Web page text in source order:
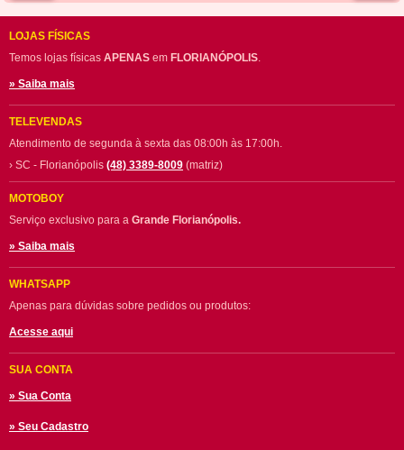
LOJAS FÍSICAS
Temos lojas físicas APENAS em FLORIANÓPOLIS
» Saiba mais
TELEVENDAS
Atendimento de segunda à sexta das 08:00h às 17:00h.
› SC - Florianópolis (48) 3389-8009 (matriz)
MOTOBOY
Serviço exclusivo para a Grande Florianópolis.
» Saiba mais
WHATSAPP
Apenas para dúvidas sobre pedidos ou produtos:
Acesse aqui
SUA CONTA
» Sua Conta
» Seu Cadastro